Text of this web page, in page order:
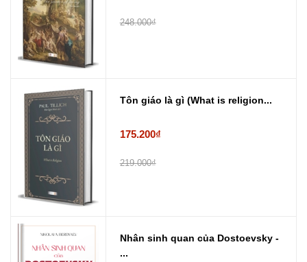
248.000₫
Tôn giáo là gì (What is religion...
175.200₫
219.000₫
Nhân sinh quan của Dostoevsky -
...